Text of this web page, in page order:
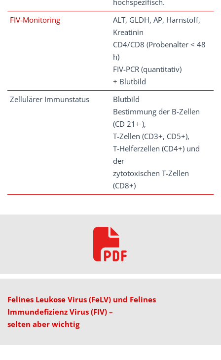
hochspezifisch.
FIV-Monitoring
ALT, GLDH, AP, Harnstoff,
Kreatinin
CD4/CD8 (Probenalter < 48
h)
FIV-PCR (quantitativ)
+ Blutbild
Zellulärer Immunstatus
Blutbild
Bestimmung der B-Zellen
(CD 21+ ),
T-Zellen (CD3+, CD5+),
T-Helferzellen (CD4+) und
der
zytotoxischen T-Zellen
(CD8+)
Felines Leukose Virus (FeLV) und Felines
Immundefizienz Virus (FIV) –
selten aber wichtig